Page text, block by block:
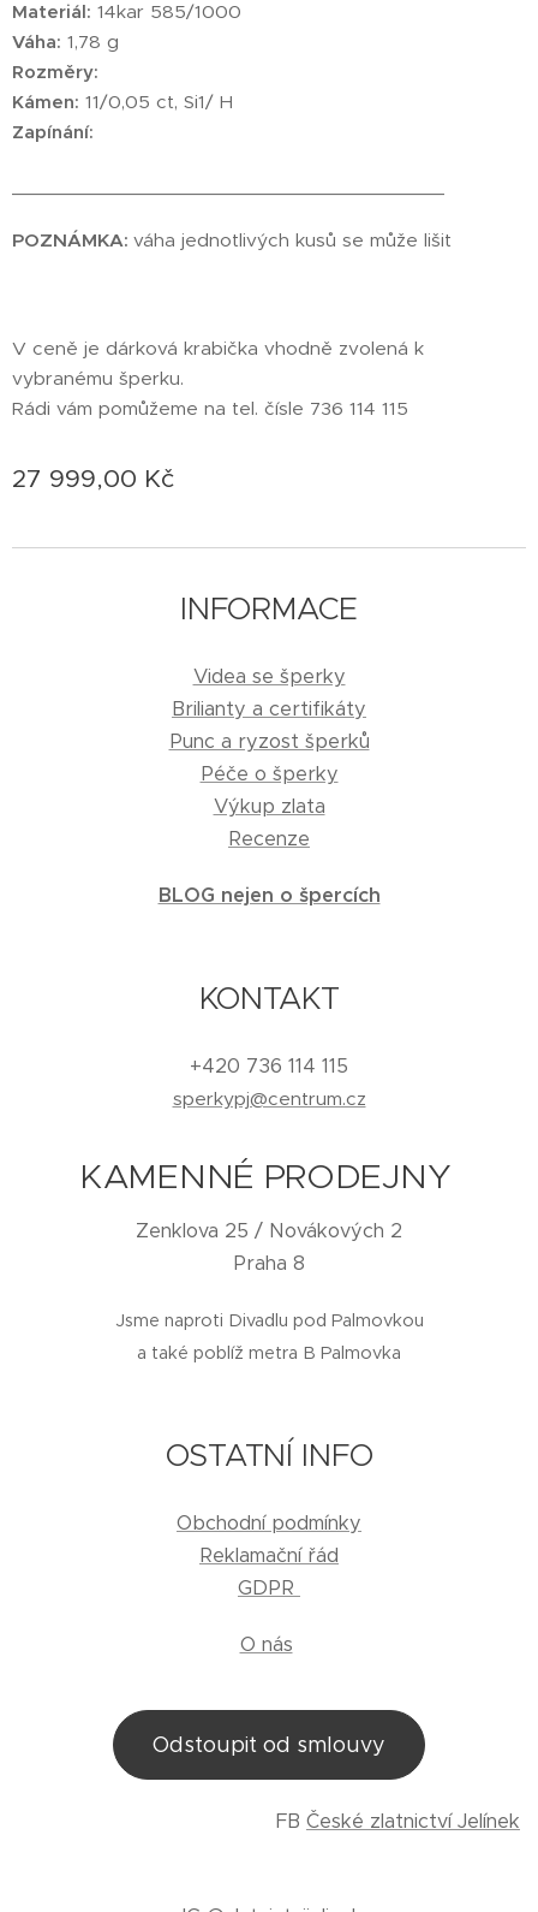
Materiál: 14kar 585/1000
Váha: 1,78 g
Rozměry:
Kámen: 11/0,05 ct, Si1/ H
Zapínání:
POZNÁMKA: váha jednotlivých kusů se může lišit
V ceně je dárková krabička vhodně zvolená k
vybranému šperku.
Rádi vám pomůžeme na tel. čísle 736 114 115
27 999,00 Kč
INFORMACE
Videa se šperky
Brilianty a certifikáty
Punc a ryzost šperků
Péče o šperky
Výkup zlata
Recenze
BLOG nejen o špercích
KONTAKT
+420 736 114 115
sperkypj@centrum.cz
KAMENNÉ PRODEJNY
Zenklova 25 / Novákových 2
Praha 8
Jsme naproti Divadlu pod Palmovkou
a také poblíž metra B Palmovka
OSTATNÍ INFO
Obchodní podmínky
Reklamační řád
GDPR
O nás
Odstoupit od smlouvy
FB České zlatnictví Jelínek